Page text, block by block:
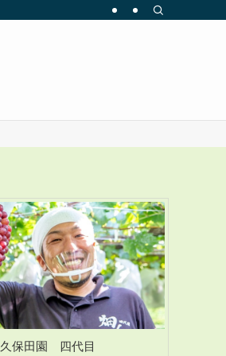
久保田園 四代目